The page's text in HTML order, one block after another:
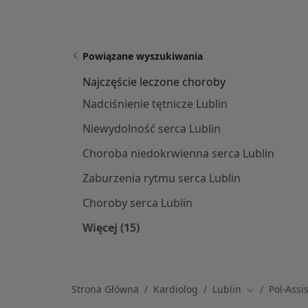
Powiązane wyszukiwania
Najczęście leczone choroby
Nadciśnienie tętnicze Lublin
Niewydolność serca Lublin
Choroba niedokrwienna serca Lublin
Zaburzenia rytmu serca Lublin
Choroby serca Lublin
Więcej (15)
Strona Główna Kardiolog Lublin Zmień miasto
Pol-